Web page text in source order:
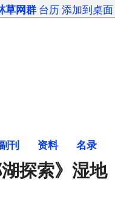
草网群 台历 添加到桌面
刊 资料 名录
探索》湿地